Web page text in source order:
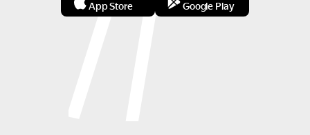
App Store Google Play